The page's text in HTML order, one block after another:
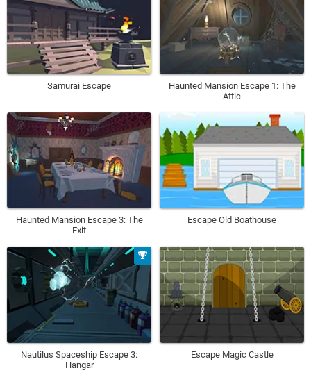
Samurai Escape
Haunted Mansion Escape 1: The
Attic
Haunted Mansion Escape 3: The
Exit
Escape Old Boathouse
Nautilus Spaceship Escape 3:
Hangar
Escape Magic Castle